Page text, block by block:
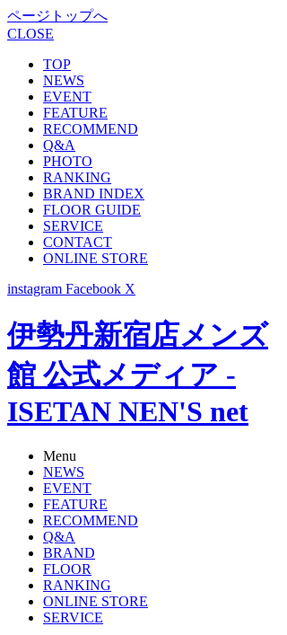
ページトップへ
CLOSE
TOP
NEWS
EVENT
FEATURE
RECOMMEND
Q&A
PHOTO
RANKING
BRAND INDEX
FLOOR GUIDE
SERVICE
CONTACT
ONLINE STORE
instagram Facebook X
伊勢丹新宿店メンズ
館 公式メディア -
ISETAN NEN'S net
Menu
NEWS
EVENT
FEATURE
RECOMMEND
Q&A
BRAND
FLOOR
RANKING
ONLINE STORE
SERVICE